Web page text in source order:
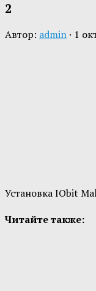
2
Автор: admin · 1
Установка IObit
Читайте также: